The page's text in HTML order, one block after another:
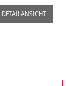
DETAILANSICHT